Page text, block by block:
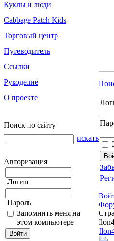
Куклы и люди
Cabbage Patch Kids
Торговый центр
Путеводитель
Ссылки
Рукоделие
О проекте
Поиск по сайту
искать
Авторизация
Логин
Пароль
Запомнить меня на
этом компьютере